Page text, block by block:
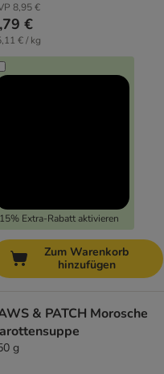
8,95 €
€
€ / kg
Extra-Rabatt aktivieren
Zum Warenkorb
hinzufügen
& PATCH Morosche
g